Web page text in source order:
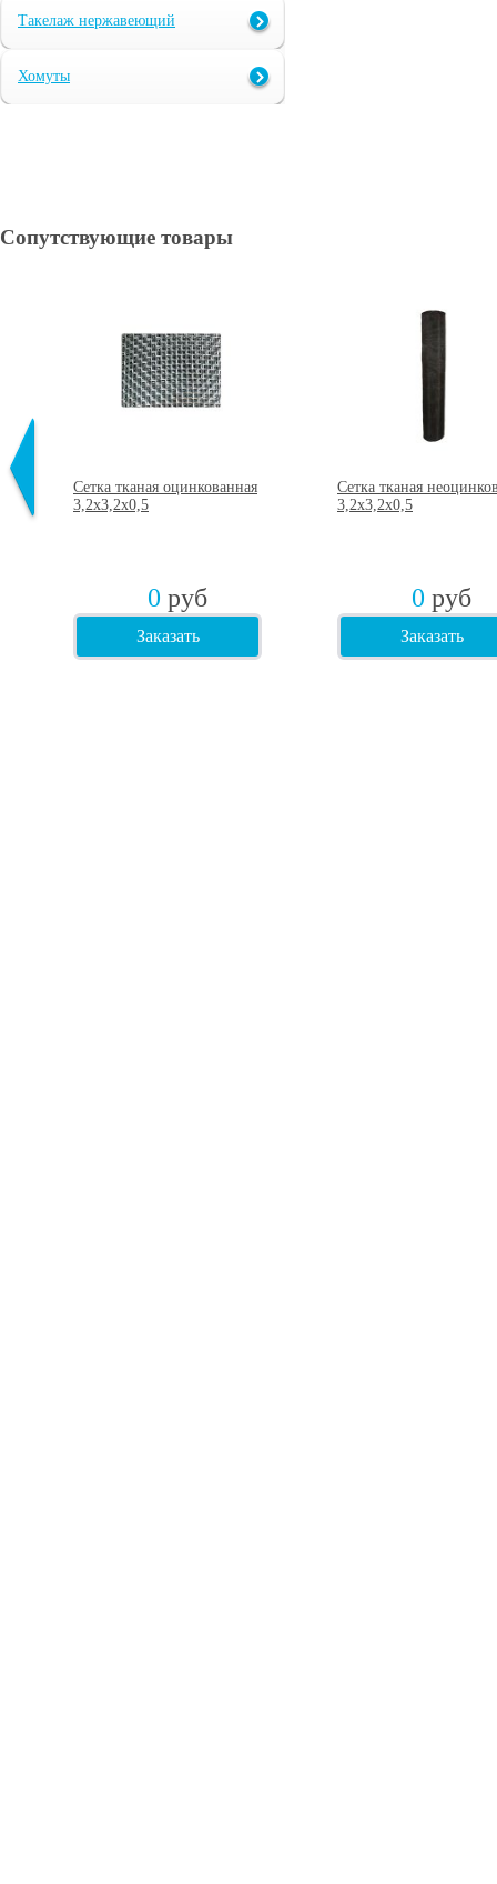
Такелаж нержавеющий
Хомуты
Сопутствующие товары
Сетка тканая оцинкованная
3,2х3,2х0,5
0 руб
Заказать
Сетка тканая
3,2х3,2х0,5
0 руб
Заказать